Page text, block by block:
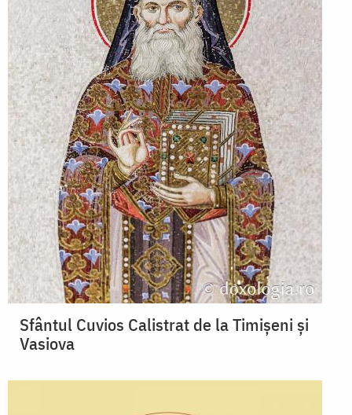
Sfântul Cuvios Calistrat de la Timișeni și
Vasiova